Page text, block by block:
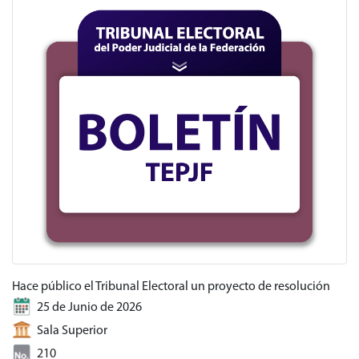
Hace público el Tribunal Electoral un proyecto de resolución
25 de Junio de 2026
Sala Superior
210